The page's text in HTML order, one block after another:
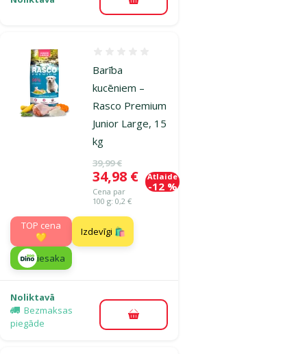
Pievienot grozam
Barība
kucēniem –
Rasco Premium
Junior Large, 15
kg
Oriģinālā cena
39,99 €
Cena
34,98 €
Cena par
100 g: 0,2 €
Atlaide
-12 %
TOP cena
💛
Izdevīgi 🛍️
iesaka
Noliktavā
Bezmaksas
piegāde
Pievienot grozam